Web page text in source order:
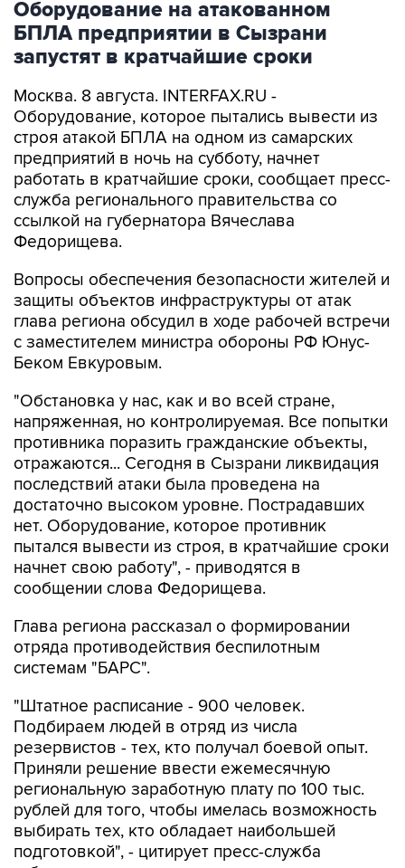
Оборудование на атакованном
БПЛА предприятии в Сызрани
запустят в кратчайшие сроки
Москва. 8 августа. INTERFAX.RU -
Оборудование, которое пытались вывести из
строя атакой БПЛА на одном из самарских
предприятий в ночь на субботу, начнет
работать в кратчайшие сроки, сообщает пресс-
служба регионального правительства со
ссылкой на губернатора Вячеслава
Федорищева.
Вопросы обеспечения безопасности жителей и
защиты объектов инфраструктуры от атак
глава региона обсудил в ходе рабочей встречи
с заместителем министра обороны РФ Юнус-
Беком Евкуровым.
"Обстановка у нас, как и во всей стране,
напряженная, но контролируемая. Все попытки
противника поразить гражданские объекты,
отражаются... Сегодня в Сызрани ликвидация
последствий атаки была проведена на
достаточно высоком уровне. Пострадавших
нет. Оборудование, которое противник
пытался вывести из строя, в кратчайшие сроки
начнет свою работу", - приводятся в
сообщении слова Федорищева.
Глава региона рассказал о формировании
отряда противодействия беспилотным
системам "БАРС".
"Штатное расписание - 900 человек.
Подбираем людей в отряд из числа
резервистов - тех, кто получал боевой опыт.
Приняли решение ввести ежемесячную
региональную заработную плату по 100 тыс.
рублей для того, чтобы имелась возможность
выбирать тех, кто обладает наибольшей
подготовкой", - цитирует пресс-служба